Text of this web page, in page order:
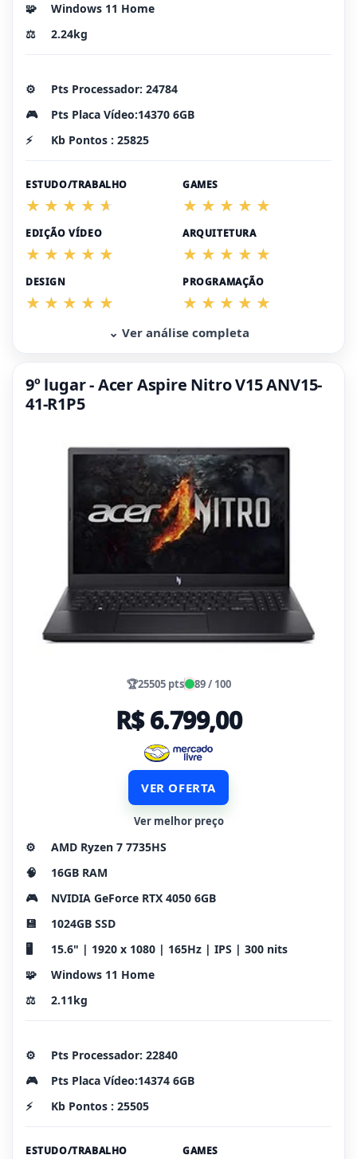
🧩
Windows 11 Home
⚖️
2.24kg
⚙️
Pts Processador: 24784
🎮
Pts Placa Vídeo:14370 6GB
⚡
Kb Pontos : 25825
ESTUDO/TRABALHO GAMES
EDIÇÃO VÍDEO ARQUITETURA
DESIGN PROGRAMAÇÃO
⌄ Ver análise completa
9º lugar - Acer Aspire Nitro V15 ANV15-
41-R1P5
🏆25505 pts 89 / 100
R$ 6.799,00
VER OFERTA
Ver melhor preço
⚙️
AMD Ryzen 7 7735HS
🧠
16GB RAM
🎮
NVIDIA GeForce RTX 4050 6GB
💾
1024GB SSD
🖥️
15.6" | 1920 x 1080 | 165Hz | IPS | 300 nits
🧩
Windows 11 Home
⚖️
2.11kg
⚙️
Pts Processador: 22840
🎮
Pts Placa Vídeo:14374 6GB
⚡
Kb Pontos : 25505
ESTUDO/TRABALHO GAMES